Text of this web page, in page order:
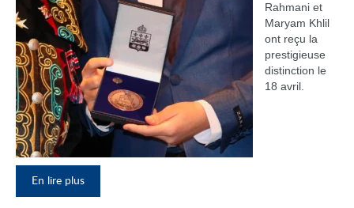
Rahmani et
Maryam Khlil
ont reçu la
prestigieuse
distinction le
18 avril.
En lire plus